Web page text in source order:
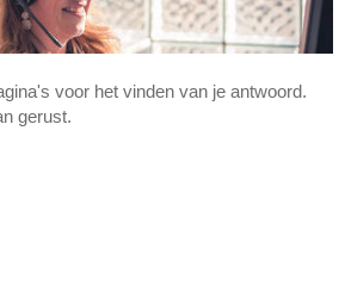
voor het vinden van je antwoord.
gerust.